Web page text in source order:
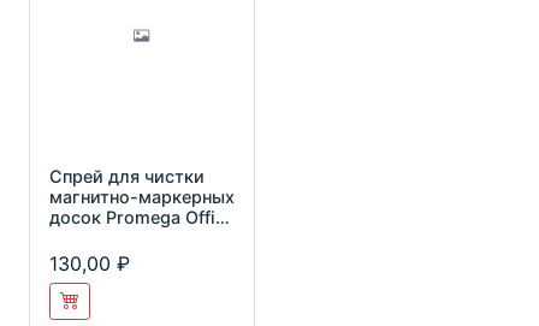
Спрей для чистки
магнитно-маркерных
досок Promega Office
130,00